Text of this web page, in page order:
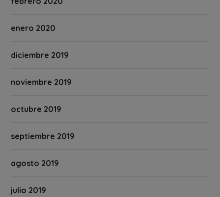
enero 2020
diciembre 2019
noviembre 2019
octubre 2019
septiembre 2019
agosto 2019
julio 2019